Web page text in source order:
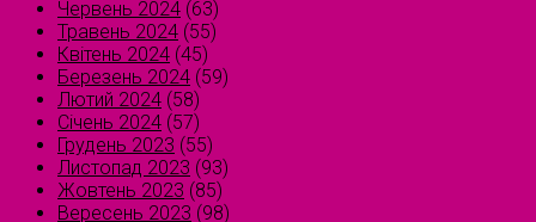
Червень 2024 (63)
Травень 2024 (55)
Квітень 2024 (45)
Березень 2024 (59)
Лютий 2024 (58)
Січень 2024 (57)
Грудень 2023 (55)
Листопад 2023 (93)
Жовтень 2023 (85)
Вересень 2023 (98)